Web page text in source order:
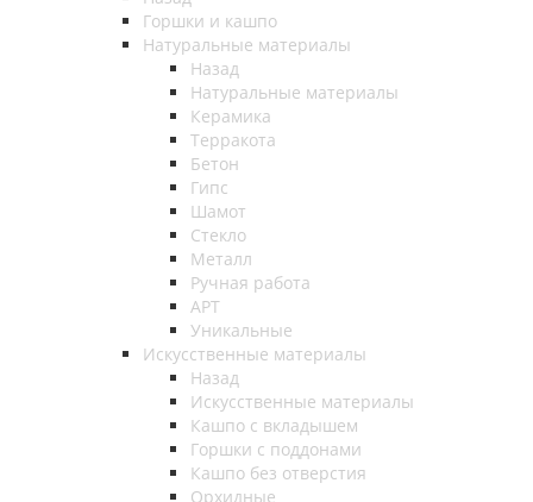
Горшки и кашпо
Натуральные материалы
Назад
Натуральные материалы
Керамика
Терракота
Бетон
Гипс
Шамот
Стекло
Металл
Ручная работа
АРТ
Уникальные
Искусственные материалы
Назад
Искусственные материалы
Кашпо с вкладышем
Горшки с поддонами
Кашпо без отверстия
Орхидные